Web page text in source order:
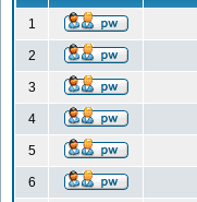
1
2
3
4
5
6